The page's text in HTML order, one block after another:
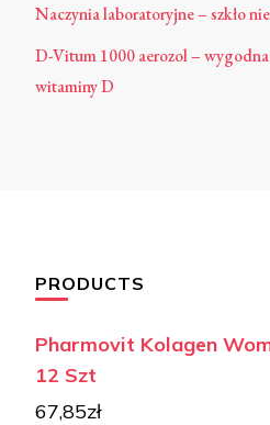
Naczynia laboratoryjne – szkło
D-Vitum 1000 aerozol –
witaminy D
PRODUCTS
Pharmovit Kolagen
12 Szt
67,85zł